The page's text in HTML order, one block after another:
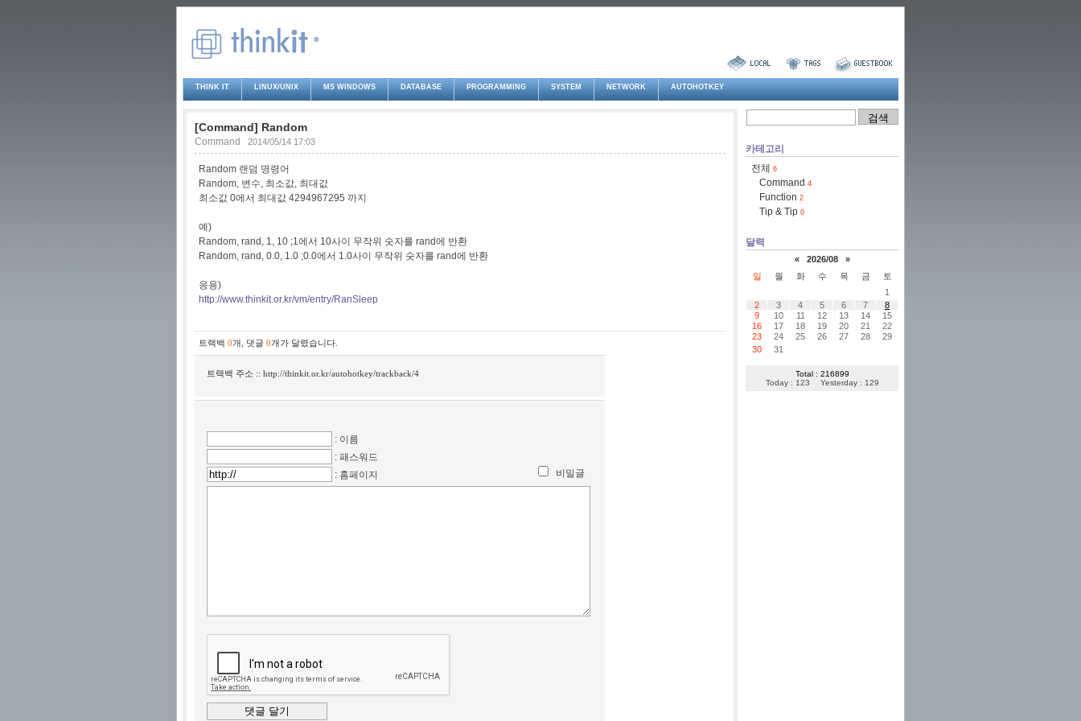
THINK IT LINUX/UNIX MS WINDOWS DATABASE PROGRAMMING SYSTEM NETWORK AUTOHOTKEY
[Command] Random
Command 2014/05/14 17:03
Random 랜덤 명령어
Random, 변수, 최소값, 최대값
최소값 0에서 최대값 4294967295 까지
예)
Random, rand, 1, 10 ;1에서 10사이 무작위 숫자를 rand에 반환
Random, rand, 0.0, 1.0 ;0.0에서 1.0사이 무작위 숫자를 rand에 반환
응용)
http://www.thinkit.or.kr/vm/entry/RanSleep
트랙백 0개 댓글 0개가 달렸습니다.
트랙백 주소 :: http://thinkit.or.kr/autohotkey/trackback/4
: 이름
: 패스워드
: 홈페이지
비밀글
카테고리
전체
6
Command 4
Function 2
Tip & Tip 0
달력
« 2026/08
»
일
월 화 수 목 금
토
1
2
3 4 5 6 7
8
9
10 11 12 13 14
15
16
17 18 19 20 21
22
23
24 25 26 27 28
29
30
31
Total : 216899
Today : 123
Yesterday : 129